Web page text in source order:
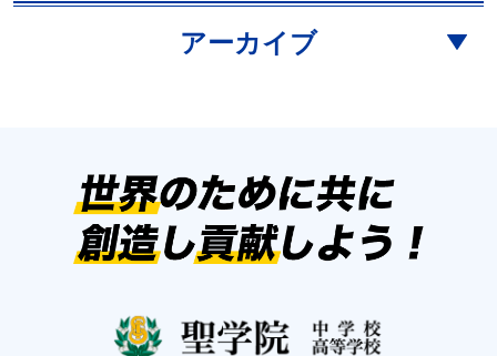
アーカイブ